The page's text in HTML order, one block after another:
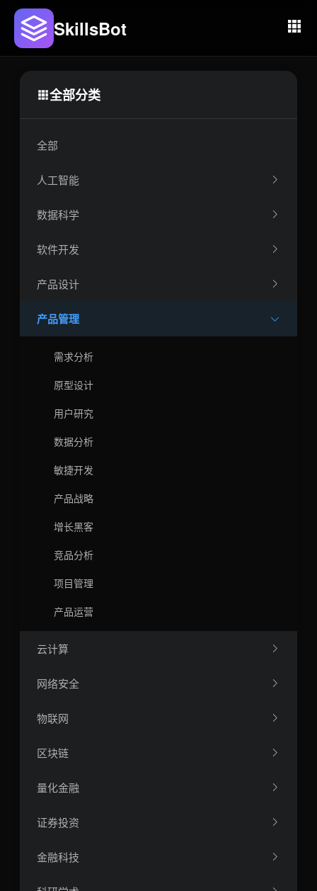
SkillsBot
全部分类
全部
人工智能
数据科学
软件开发
产品设计
产品管理
需求分析
原型设计
用户研究
数据分析
敏捷开发
产品战略
增长黑客
竞品分析
项目管理
产品运营
云计算
网络安全
物联网
区块链
量化金融
证券投资
金融科技